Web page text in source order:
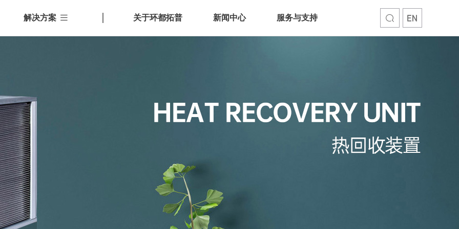
解决方案 关于环都拓普 新闻中心 服务与支持